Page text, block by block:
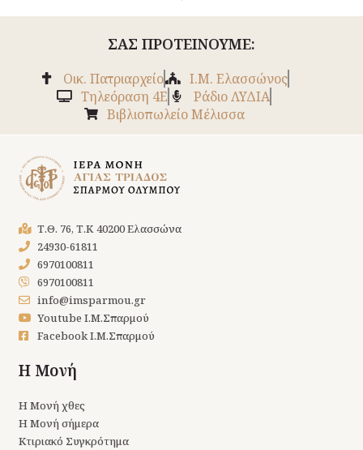
ΣΑΣ ΠΡΟΤΕΙΝΟΥΜΕ:
Οικ. Πατριαρχείο
Ι.Μ. Ελασσώνος
Tηλεόραση 4Ε
Ράδιο ΛΥΔΙΑ
Βιβλιοπωλείο Μέλισσα
Τ.Θ. 76, Τ.Κ 40200 Ελασσώνα
24930-61811
6970100811
6970100811
info@imsparmou.gr
Youtube Ι.Μ.Σπαρμού
Facebook Ι.Μ.Σπαρμού
Η Μονή
Η Μονή χθες
Η Μονή σήμερα
Κτιριακό Συγκρότημα